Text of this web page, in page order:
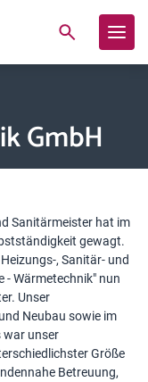
GmbH
Sanitärmeister hat im
gewagt.
, Sanitär- und
- Wärmetechnik" nun
Unser
Neubau sowie im
war unser
Größe
Betreuung,